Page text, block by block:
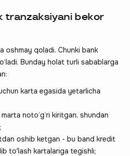
tranzaksiyani bekor
oshmay qoladi. Chunki bank
Bunday holat turli sabablarga
karta egasida yetarlicha
noto‘g‘ri kiritgan, shundan
oshib ketgan - bu band kredit
to'lash kartalariga tegishli;